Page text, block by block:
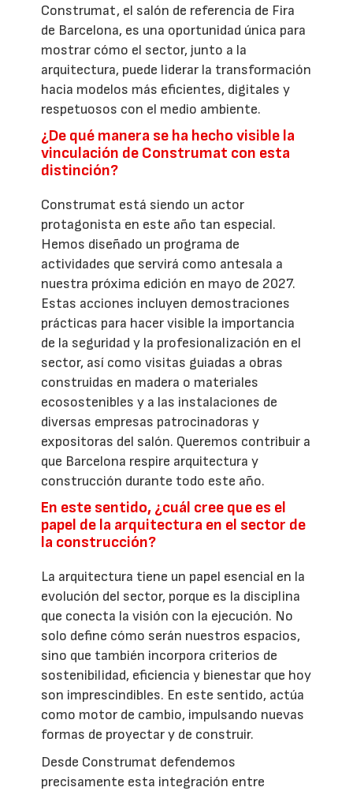
Construmat, el salón de referencia de Fira
de Barcelona, es una oportunidad única para
mostrar cómo el sector, junto a la
arquitectura, puede liderar la transformación
hacia modelos más eficientes, digitales y
respetuosos con el medio ambiente.
¿De qué manera se ha hecho visible la
vinculación de Construmat con esta
distinción?
Construmat está siendo un actor
protagonista en este año tan especial.
Hemos diseñado un programa de
actividades que servirá como antesala a
nuestra próxima edición en mayo de 2027.
Estas acciones incluyen demostraciones
prácticas para hacer visible la importancia
de la seguridad y la profesionalización en el
sector, así como visitas guiadas a obras
construidas en madera o materiales
ecosostenibles y a las instalaciones de
diversas empresas patrocinadoras y
expositoras del salón. Queremos contribuir a
que Barcelona respire arquitectura y
construcción durante todo este año.
En este sentido, ¿cuál cree que es el
papel de la arquitectura en el sector de
la construcción?
La arquitectura tiene un papel esencial en la
evolución del sector, porque es la disciplina
que conecta la visión con la ejecución. No
solo define cómo serán nuestros espacios,
sino que también incorpora criterios de
sostenibilidad, eficiencia y bienestar que hoy
son imprescindibles. En este sentido, actúa
como motor de cambio, impulsando nuevas
formas de proyectar y de construir.
Desde Construmat defendemos
precisamente esta integración entre